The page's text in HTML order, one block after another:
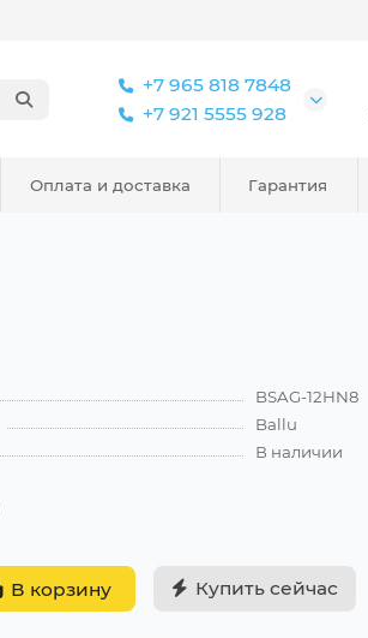
+7 965 818 7848
+7 921 5555 928
Оплата и доставка Гарантия
BSAG-12HN8
Ballu
В наличии
В корзину Купить сейчас